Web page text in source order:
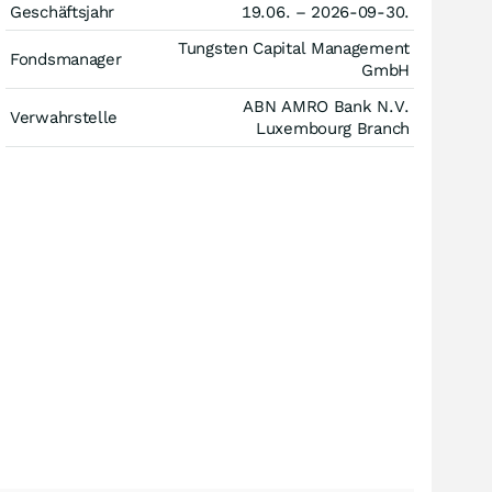
Geschäftsjahr
19.06. – 2026-09-30.
Fondsmanager
Tungsten Capital Management
GmbH
Verwahrstelle
ABN AMRO Bank N.V.
Luxembourg Branch